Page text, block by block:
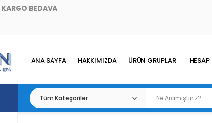
KARGO BEDAVA
ANA SAYFA HAKKIMIZDA ÜRÜN GRUPLARI